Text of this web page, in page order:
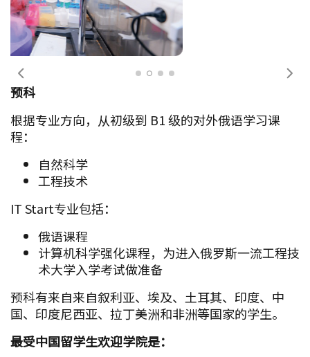
前一个 下
预科
根据专业方向，从初级到 B1 级的对外俄语学习课
程：
自然科学
工程技术
IT Start专业包括：
俄语课程
计算机科学强化课程，为进入俄罗斯一流工程技
术大学入学考试做准备
预科有来自来自叙利亚、埃及、土耳其、印度、中
国、印度尼西亚、拉丁美洲和非洲等国家的学生。
最受中国留学生欢迎学院是：